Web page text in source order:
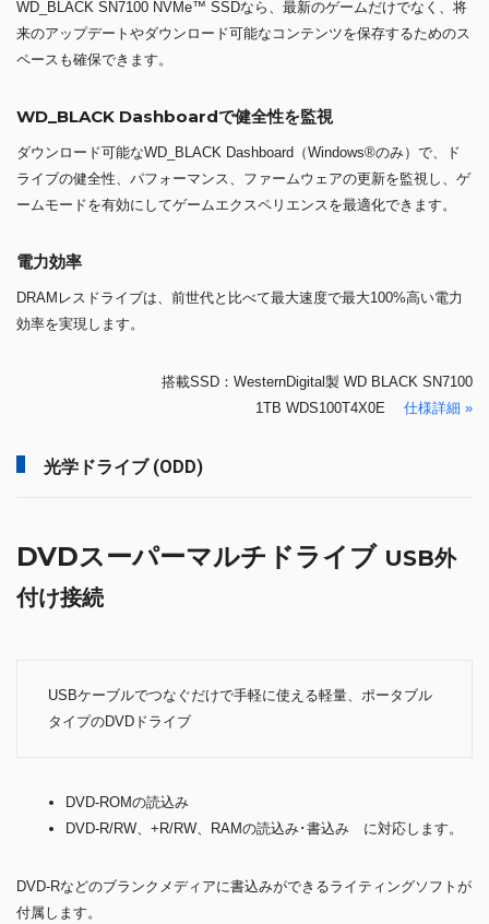
WD_BLACK SN7100 NVMe™ SSDなら、最新のゲームだけでなく、将
来のアップデートやダウンロード可能なコンテンツを保存するためのス
ペースも確保できます。
WD_BLACK Dashboardで健全性を監視
ダウンロード可能なWD_BLACK Dashboard（Windows®のみ）で、ド
ライブの健全性、パフォーマンス、ファームウェアの更新を監視し、ゲ
ームモードを有効にしてゲームエクスペリエンスを最適化できます。
電力効率
DRAMレスドライブは、前世代と比べて最大速度で最大100%高い電力
効率を実現します。
搭載SSD：WesternDigital製 WD BLACK SN7100
1TB WDS100T4X0E 仕様詳細 »
光学ドライブ (ODD)
DVDスーパーマルチドライブ USB外
付け接続
USBケーブルでつなぐだけで手軽に使える軽量、ポータブル
タイプのDVDドライブ
DVD-ROMの読込み
DVD-R/RW、+R/RW、RAMの読込み･書込み に対応します。
DVD-Rなどのブランクメディアに書込みができるライティングソフトが
付属します。